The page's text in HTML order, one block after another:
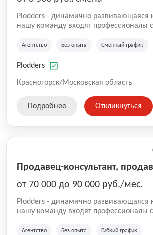
Plodders - динамично развивающаяся
нашу команду входят профессионалы
на рынке аутсорсинга, а накопленный
оказываемых услуг.
Агентство Без опыта Сменный график
Plodders
Красногорск/Московская область
Подробнее Откликнуться
Продавец-консультант,
от 70 000 до 90 000 руб./мес.
Plodders - динамично развивающаяся
нашу команду входят профессионалы
на рынке аутсорсинга, а накопленный
Агентство Без опыта Гибкий график